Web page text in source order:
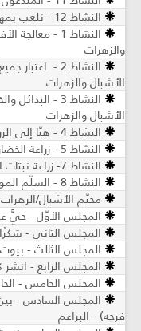
النشاط 12 - نلعب بمهارة
النشاط 1 -
والزهرات
النشاط 2 -
الأشبال والزهرات
النشاط 3 -
الأشبال والزهرات
النشاط 4 - هيّا إلى الزراعة - مرحلة الأشبال والزهرات
النشاط 5 - زراعة الخضار في الصيف - مرحلة الأشبال والزهرات
النشاط 7- زراعة نبتات الزينة في الصيف - مرحلة الأشبال والزهرات
النشاط 8 - السلّم الموسيقي - مرحلة الأشبال والزهرات
مخيّم الأشبال/
المجلس الأوّل - حيَّ
المجلس الثاني - شكرُا
المجلس الثالث - بيوت
المجلس الرابع - انشر
المجلس الخامس -
المجلس السادس -
فرجه) - البراعم